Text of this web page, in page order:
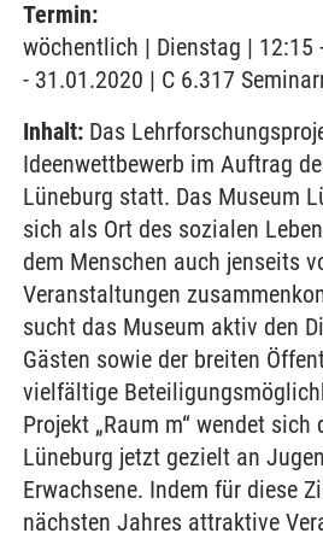
Termin:
wöchentlich | Dienstag | 12:15
- 31.01.2020 | C 6.317
Inhalt: Das
Ideenwettbewerb im Auftrag
Lüneburg statt. Das Museum
sich als Ort des sozialen
dem Menschen auch jenseits
Veranstaltungen
sucht das Museum aktiv den
Gästen sowie der breiten
vielfältige
Projekt „Raum m“ wendet sich
Lüneburg jetzt gezielt an
Erwachsene. Indem für diese
nächsten Jahres attraktive